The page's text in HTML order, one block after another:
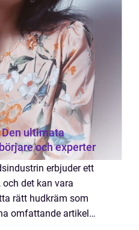
ultimata
och experter
erbjuder ett
det kan vara
rätt hudkräm som
omfattande artikel